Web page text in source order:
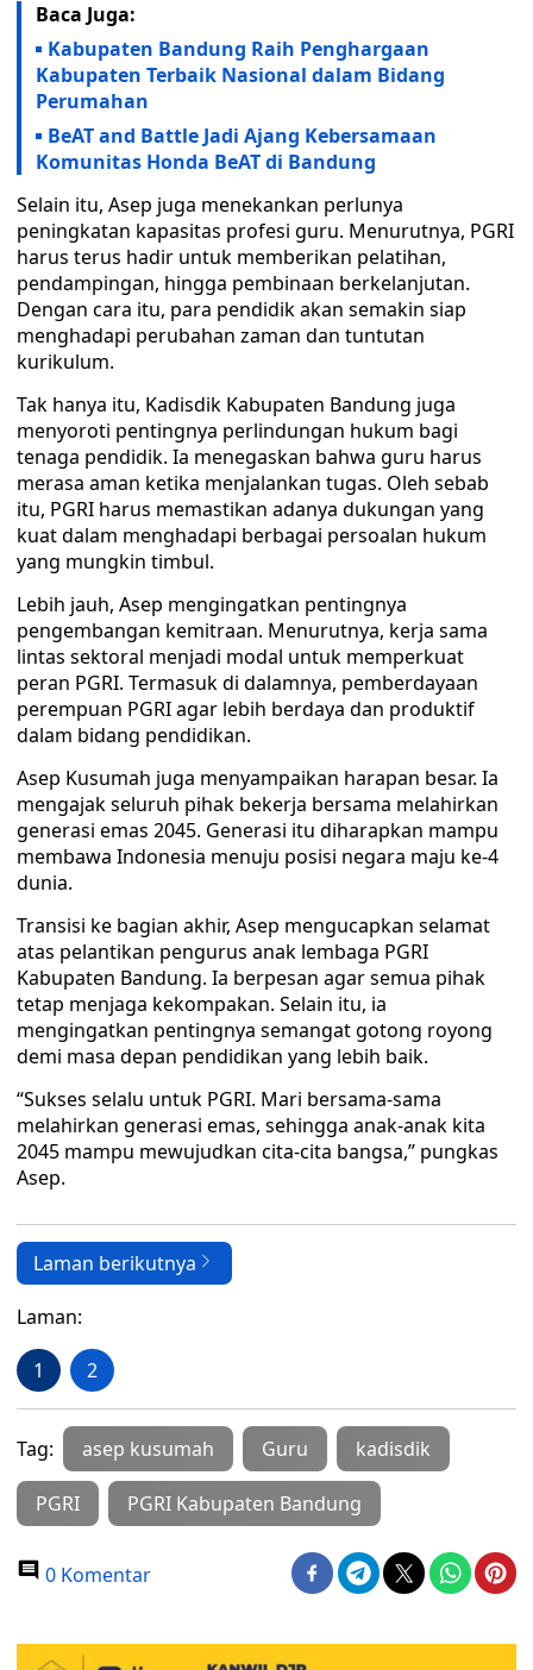
Baca Juga:
Kabupaten Bandung Raih Penghargaan
Kabupaten Terbaik Nasional dalam Bidang
Perumahan
BeAT and Battle Jadi Ajang Kebersamaan
Komunitas Honda BeAT di Bandung
Selain itu, Asep juga menekankan perlunya
peningkatan kapasitas profesi guru. Menurutnya, PGRI
harus terus hadir untuk memberikan pelatihan,
pendampingan, hingga pembinaan berkelanjutan.
Dengan cara itu, para pendidik akan semakin siap
menghadapi perubahan zaman dan tuntutan
kurikulum.
Tak hanya itu, Kadisdik Kabupaten Bandung juga
menyoroti pentingnya perlindungan hukum bagi
tenaga pendidik. Ia menegaskan bahwa guru harus
merasa aman ketika menjalankan tugas. Oleh sebab
itu, PGRI harus memastikan adanya dukungan yang
kuat dalam menghadapi berbagai persoalan hukum
yang mungkin timbul.
Lebih jauh, Asep mengingatkan pentingnya
pengembangan kemitraan. Menurutnya, kerja sama
lintas sektoral menjadi modal untuk memperkuat
peran PGRI. Termasuk di dalamnya, pemberdayaan
perempuan PGRI agar lebih berdaya dan produktif
dalam bidang pendidikan.
Asep Kusumah juga menyampaikan harapan besar. Ia
mengajak seluruh pihak bekerja bersama melahirkan
generasi emas 2045. Generasi itu diharapkan mampu
membawa Indonesia menuju posisi negara maju ke-4
dunia.
Transisi ke bagian akhir, Asep mengucapkan selamat
atas pelantikan pengurus anak lembaga PGRI
Kabupaten Bandung. Ia berpesan agar semua pihak
tetap menjaga kekompakan. Selain itu, ia
mengingatkan pentingnya semangat gotong royong
demi masa depan pendidikan yang lebih baik.
“Sukses selalu untuk PGRI. Mari bersama-sama
melahirkan generasi emas, sehingga anak-anak kita
2045 mampu mewujudkan cita-cita bangsa,” pungkas
Asep.
Laman berikutnya
Laman:
1 2
Tag: asep kusumah Guru kadisdik
PGRI PGRI Kabupaten Bandung
0 Komentar